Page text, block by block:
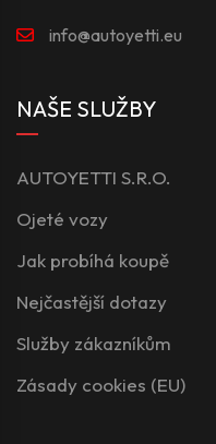
info@autoyetti.eu
NAŠE SLUŽBY
AUTOYETTI S.R.O.
Ojeté vozy
Jak probíhá koupě
Nejčastější dotazy
Služby zákazníkům
Zásady cookies (EU)